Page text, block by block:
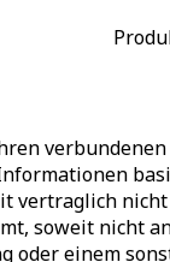
vertraglich
soweit
oder einem